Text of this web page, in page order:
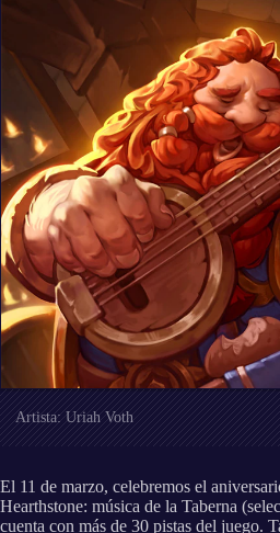
Artista: Uriah Voth
El 11 de marzo, celebremos el
Hearthstone: música de la Taberna
cuenta con más de 30 pistas del juego.